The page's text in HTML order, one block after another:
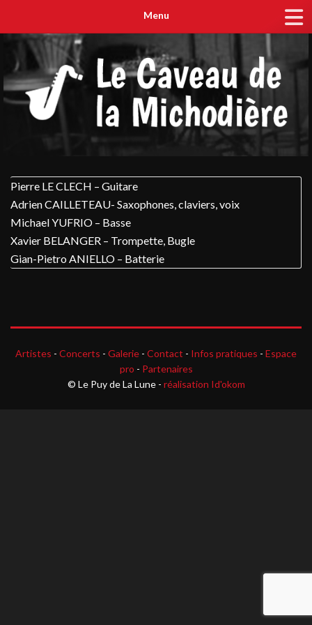
Menu
Pierre LE CLECH – Guitare
Adrien CAILLETEAU- Saxophones, claviers, voix
Michael YUFRIO – Basse
Xavier BELANGER – Trompette, Bugle
Gian-Pietro ANIELLO – Batterie
Artistes - Concerts - Galerie - Contact - Infos pratiques - Espace
pro - Partenaires
© Le Puy de La Lune - réalisation Id'okom